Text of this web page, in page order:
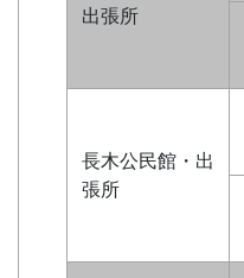
出張所
長木公民館・出
張所